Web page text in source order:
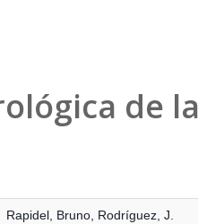
de
Rapidel, Bruno, Rodríguez, J.